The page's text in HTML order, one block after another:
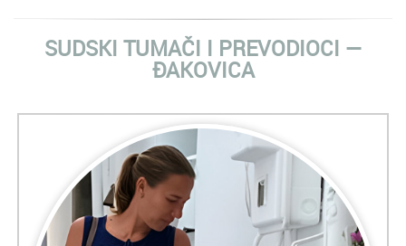
SUDSKI TUMAČI I PREVODIOCI ―
ĐAKOVICA